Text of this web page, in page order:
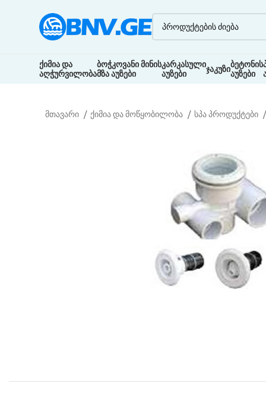
ქიმია და
აღჭურვილობა
ბოჭკოვანი მინის
მზა აუზები
კარკასული
აუზები
ჯაკუზიბეტონის
აუზები
მთავარი ქიმია და მოწყობილობა სპა პროდუქტები